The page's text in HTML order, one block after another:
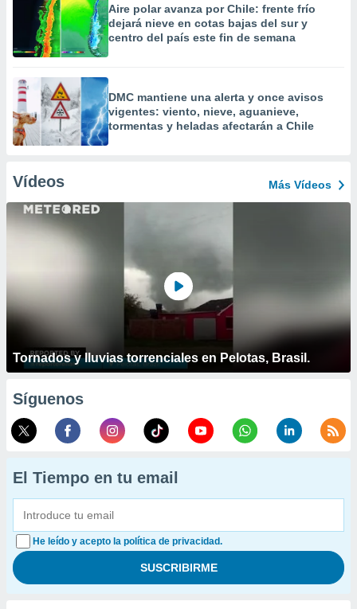
Aire polar avanza por Chile: frente frío
dejará nieve en cotas bajas del sur y
centro del país este fin de semana
DMC mantiene una alerta y once avisos
vigentes: viento, nieve, aguanieve,
tormentas y heladas afectarán a Chile
Vídeos Más Vídeos
Tornados y lluvias torrenciales en Pelotas, Brasil.
Síguenos
El Tiempo en tu email
He leído y acepto la política de privacidad.